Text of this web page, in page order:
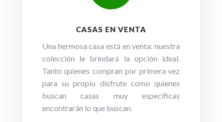
CASAS EN VENTA
Una hermosa casa está en venta: nuestra
colección le brindará la opción ideal.
Tanto quienes compran por primera vez
para su propio disfrute como quienes
buscan casas muy específicas
encontrarán lo que buscan.